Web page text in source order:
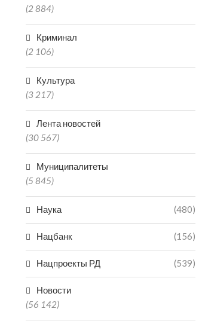
(2 884)
Криминал
(2 106)
Культура
(3 217)
Лента новостей
(30 567)
Муниципалитеты
(5 845)
Наука (480)
Нацбанк (156)
Нацпроекты РД (539)
Новости
(56 142)